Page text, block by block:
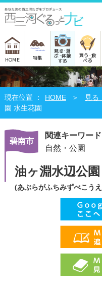
HOME 特集
見る･遊
ぶ･体験
する
買う･食
べる
HOME 見る
園 水生花園
碧南市
関連キーワード
自然・公園
油ヶ淵水辺公
(あぶらがふちみずべこう